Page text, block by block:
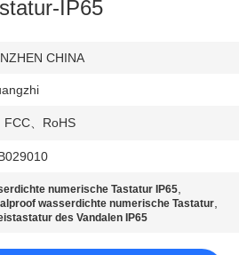
IP65
CHINA
FCC、RoHS
numerische Tastatur IP65,
wasserdichte numerische Tastatur,
des Vandalen IP65